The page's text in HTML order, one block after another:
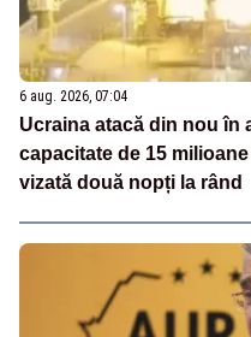
6 aug. 2026, 07:04
Ucraina atacă din nou în
capacitate de 15
vizată două nopți la rând